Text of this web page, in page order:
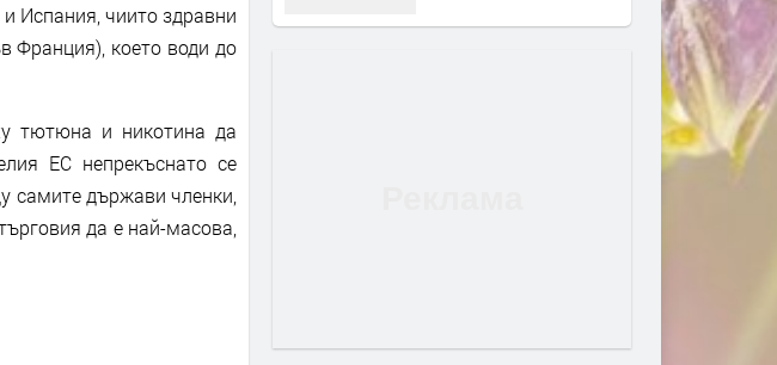
Испания, чиито здравни
Франция), което води до
тютюна и никотина да
ЕС непрекъснато се
самите държави членки,
да е най-масова,